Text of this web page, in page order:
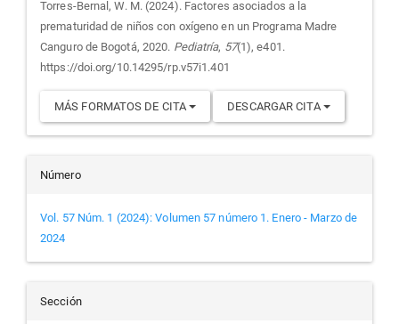
artículo
Torres-Bernal, W. M. (2024). Factores asociados a la
prematuridad de niños con oxígeno en un Programa Madre
Canguro de Bogotá, 2020. Pediatría, 57(1), e401.
https://doi.org/10.14295/rp.v57i1.401
MÁS FORMATOS DE CITA DESCARGAR CITA
Número
Vol. 57 Núm. 1 (2024): Volumen 57 número 1. Enero - Marzo de
2024
Sección